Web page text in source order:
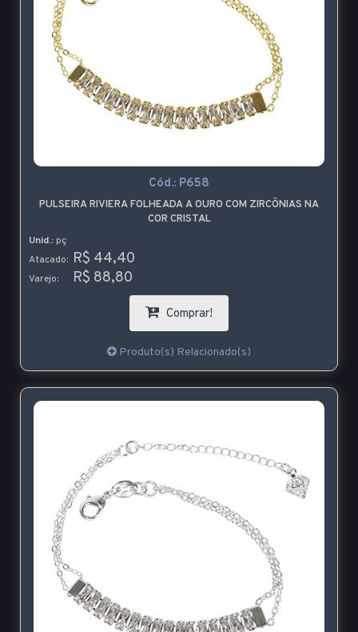
Cód.: P658
PULSEIRA RIVIERA FOLHEADA A OURO COM ZIRCÔNIAS NA
COR CRISTAL
Unid.: pç
Atacado: R$ 44,40
Varejo: R$ 88,80
Comprar!
Produto(s) Relacionado(s)